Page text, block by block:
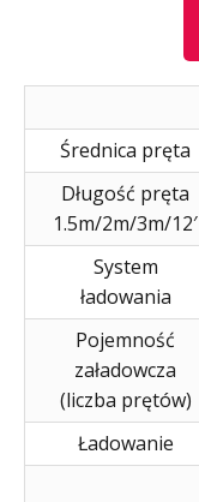
Średnica pręta
Długość pręta
1.5m/2m/3m/12′
System
ładowania
Pojemność
załadowcza
(liczba prętów)
Ładowanie